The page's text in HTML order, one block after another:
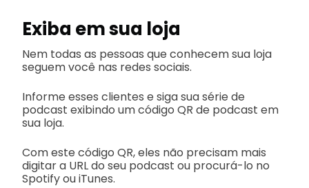
Exiba em sua loja
Nem todas as pessoas que conhecem sua loja
seguem você nas redes sociais.
Informe esses clientes e siga sua série de
podcast exibindo um código QR de podcast em
sua loja.
Com este código QR, eles não precisam mais
digitar a URL do seu podcast ou procurá-lo no
Spotify ou iTunes.